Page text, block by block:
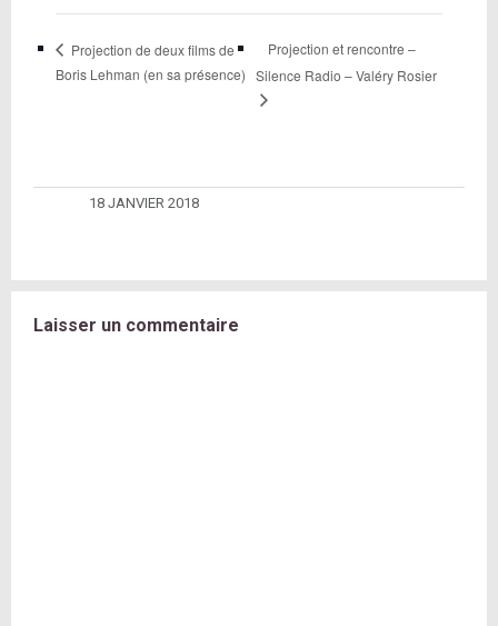
Projection de deux films de
Boris Lehman (en sa présence)
Projection et rencontre –
Silence Radio – Valéry Rosier
18 JANVIER 2018
Laisser un commentaire